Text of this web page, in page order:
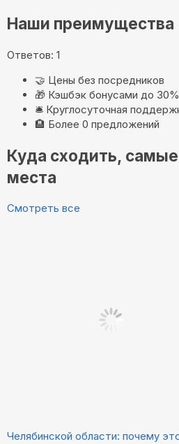
Наши преимущества
Ответов: 1
🤝 Цены без посредников
🎁 Кэшбэк бонусами до 30%
🛎️ Круглосуточная
🏨 Более 0 предложений
Куда сходить,
места
Смотреть все
Челябинской области: почему